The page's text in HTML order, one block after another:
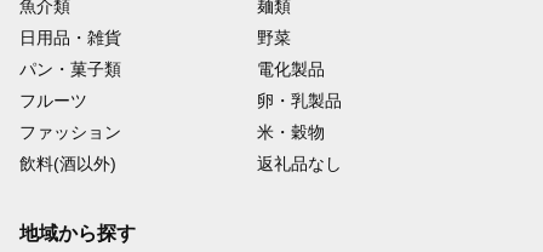
魚介類
麺類
日用品・雑貨
野菜
パン・菓子類
電化製品
フルーツ
卵・乳製品
ファッション
米・穀物
飲料(酒以外)
返礼品なし
地域から探す